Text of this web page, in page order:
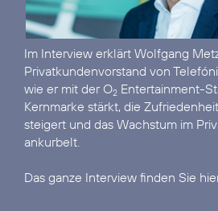
Im Interview erklärt Wolfgang
Privatkundenvorstand von
wie er mit der O2 Entertainment-
Kernmarke stärkt, die
steigert und das Wachstum im
ankurbelt.
Das ganze Interview finden Sie